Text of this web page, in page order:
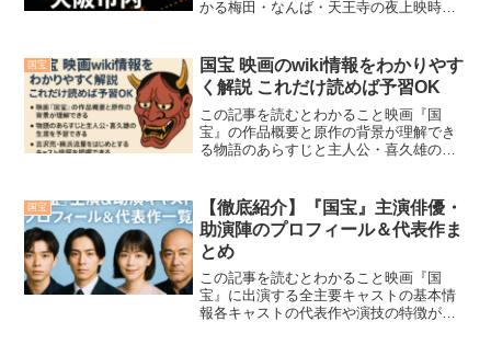
かる梅田・なんば・天王寺の夜上映時間
ッパリ夕方以降にゆったり鑑賞したい…
そんな方にぴったりなのがレ...
国宝
国宝 映画のwiki情報をわかりやす
く解説 これだけ読めば予習OK
この記事を読むとわかること映画『国
宝』の作品概要と原作の背景が理解でき
る物語のあらすじと主人公・喜久雄の生
年6月公開の映画『国宝』は、吉田修一原
作の小説を名手・李相...
国宝
【徹底紹介】『国宝』主演俳優・
助演陣のプロフィール＆代表作ま
とめ
この記事を読むとわかること映画『国
宝』に出演する全主要キャストの基本情
報各キャストの代表作や演技の特徴がひ